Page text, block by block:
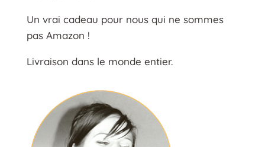
Un vrai cadeau pour nous qui ne sommes
pas Amazon !
Livraison dans le monde entier.